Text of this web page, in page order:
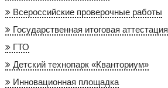
Всероссийские проверочные работы
Государственная итоговая аттестация
ГТО
Детский технопарк «Кванториум»
Инновационная площадка